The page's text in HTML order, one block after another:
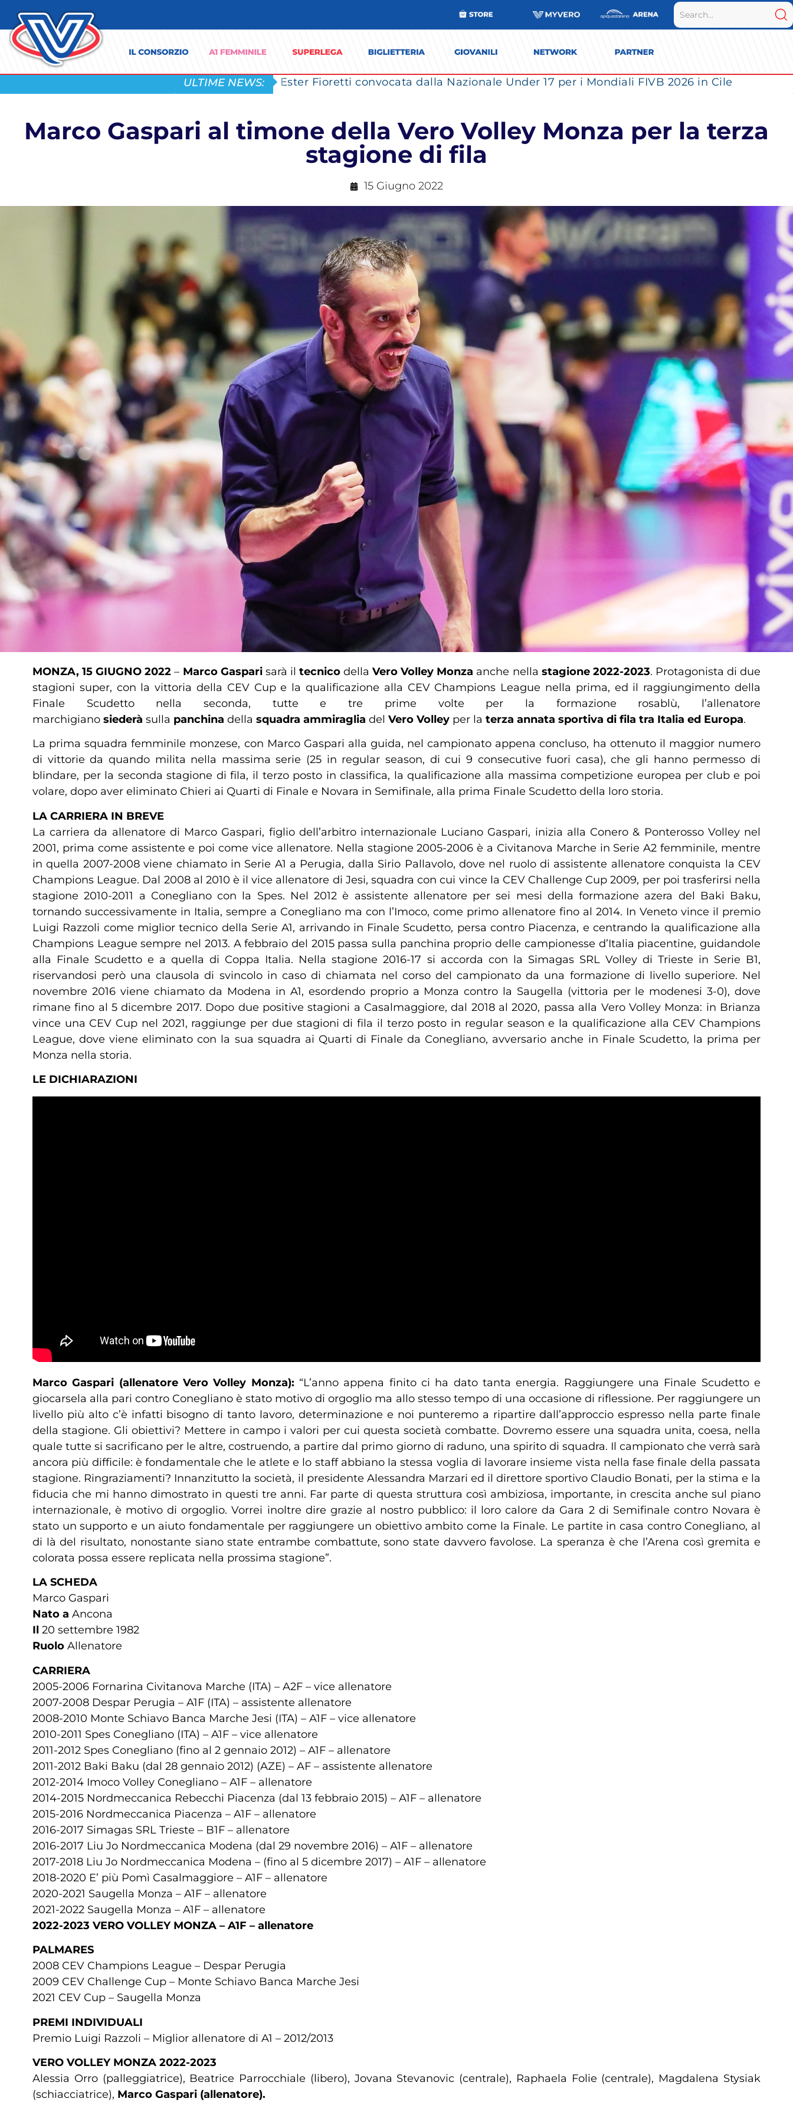
ULTIME NEWS: Ester Fioretti convocata dalla Nazionale Under 17 per i Mondiali FIVB 2026 in Cile
Marco Gaspari al timone della Vero Volley Monza per la terza
stagione di fila
15 Giugno 2022
MONZA, 15 GIUGNO 2022 – Marco Gaspari sarà il tecnicodellaVero Volley Monza anche nella stagione 2022-2023. Protagonista di due
stagioni super, con la vittoria della CEV Cup e la qualificazione alla CEV Champions League nella prima, ed il raggiungimento della
Finale Scudetto nella seconda, tutte e tre prime volte per la formazione rosablù, l’allenatore
marchigiano siederà sulla panchina della squadra ammiraglia del Vero Volley per la terza annata sportiva di fila tra Italia ed Europa.
La prima squadra femminile monzese, con Marco Gaspari alla guida, nel campionato appena concluso, ha ottenuto il maggior numero
di vittorie da quando milita nella massima serie (25 in regular season, di cui 9 consecutive fuori casa), che gli hanno permesso di
blindare, per la seconda stagione di fila, il terzo posto in classifica, la qualificazione alla massima competizione europea per club e poi
volare, dopo aver eliminato Chieri ai Quarti di Finale e Novara in Semifinale, alla prima Finale Scudetto della loro storia.
LA CARRIERA IN BREVE
La carriera da allenatore di Marco Gaspari, figlio dell’arbitro internazionale Luciano Gaspari, inizia alla Conero & Ponterosso Volley nel
2001, prima come assistente e poi come vice allenatore. Nella stagione 2005-2006 è a Civitanova Marche in Serie A2 femminile, mentre
in quella 2007-2008 viene chiamato in Serie A1 a Perugia, dalla Sirio Pallavolo, dove nel ruolo di assistente allenatore conquista la CEV
Champions League. Dal 2008 al 2010 è il vice allenatore di Jesi, squadra con cui vince la CEV Challenge Cup 2009, per poi trasferirsi nella
stagione 2010-2011 a Conegliano con la Spes. Nel 2012 è assistente allenatore per sei mesi della formazione azera del Baki Baku,
tornando successivamente in Italia, sempre a Conegliano ma con l’Imoco, come primo allenatore fino al 2014. In Veneto vince il premio
Luigi Razzoli come miglior tecnico della Serie A1, arrivando in Finale Scudetto, persa contro Piacenza, e centrando la qualificazione alla
Champions League sempre nel 2013. A febbraio del 2015 passa sulla panchina proprio delle campionesse d’Italia piacentine, guidandole
alla Finale Scudetto e a quella di Coppa Italia. Nella stagione 2016-17 si accorda con la Simagas SRL Volley di Trieste in Serie B1,
riservandosi però una clausola di svincolo in caso di chiamata nel corso del campionato da una formazione di livello superiore. Nel
novembre 2016 viene chiamato da Modena in A1, esordendo proprio a Monza contro la Saugella (vittoria per le modenesi 3-0), dove
rimane fino al 5 dicembre 2017. Dopo due positive stagioni a Casalmaggiore, dal 2018 al 2020, passa alla Vero Volley Monza: in Brianza
vince una CEV Cup nel 2021, raggiunge per due stagioni di fila il terzo posto in regular season e la qualificazione alla CEV Champions
League, dove viene eliminato con la sua squadra ai Quarti di Finale da Conegliano, avversario anche in Finale Scudetto, la prima per
Monza nella storia.
LE DICHIARAZIONI
Marco Gaspari (allenatore Vero Volley Monza): “L’anno appena finito ci ha dato tanta energia. Raggiungere una Finale Scudetto e
giocarsela alla pari contro Conegliano è stato motivo di orgoglio ma allo stesso tempo di una occasione di riflessione. Per raggiungere un
livello più alto c’è infatti bisogno di tanto lavoro, determinazione e noi punteremo a ripartire dall’approccio espresso nella parte finale
della stagione. Gli obiettivi? Mettere in campo i valori per cui questa società combatte. Dovremo essere una squadra unita, coesa, nella
quale tutte si sacrificano per le altre, costruendo, a partire dal primo giorno di raduno, una spirito di squadra. Il campionato che verrà sarà
ancora più difficile: è fondamentale che le atlete e lo staff abbiano la stessa voglia di lavorare insieme vista nella fase finale della passata
stagione. Ringraziamenti? Innanzitutto la società, il presidente Alessandra Marzari ed il direttore sportivo Claudio Bonati, per la stima e la
fiducia che mi hanno dimostrato in questi tre anni. Far parte di questa struttura così ambiziosa, importante, in crescita anche sul piano
internazionale, è motivo di orgoglio. Vorrei inoltre dire grazie al nostro pubblico: il loro calore da Gara 2 di Semifinale contro Novara è
stato un supporto e un aiuto fondamentale per raggiungere un obiettivo ambito come la Finale. Le partite in casa contro Conegliano, al
di là del risultato, nonostante siano state entrambe combattute, sono state davvero favolose. La speranza è che l’Arena così gremita e
colorata possa essere replicata nella prossima stagione”.
LA SCHEDA
Marco Gaspari
Nato a Ancona
Il 20 settembre 1982
Ruolo Allenatore
CARRIERA
2005-2006 Fornarina Civitanova Marche (ITA) – A2F – vice allenatore
2007-2008 Despar Perugia – A1F (ITA) – assistente allenatore
2008-2010 Monte Schiavo Banca Marche Jesi (ITA) – A1F – vice allenatore
2010-2011 Spes Conegliano (ITA) – A1F – vice allenatore
2011-2012 Spes Conegliano (fino al 2 gennaio 2012) – A1F – allenatore
2011-2012 Baki Baku (dal 28 gennaio 2012) (AZE) – AF – assistente allenatore
2012-2014 Imoco Volley Conegliano – A1F – allenatore
2014-2015 Nordmeccanica Rebecchi Piacenza (dal 13 febbraio 2015) – A1F – allenatore
2015-2016 Nordmeccanica Piacenza – A1F – allenatore
2016-2017 Simagas SRL Trieste – B1F – allenatore
2016-2017 Liu Jo Nordmeccanica Modena (dal 29 novembre 2016) – A1F – allenatore
2017-2018 Liu Jo Nordmeccanica Modena – (fino al 5 dicembre 2017) – A1F – allenatore
2018-2020 E’ più Pomì Casalmaggiore – A1F – allenatore
2020-2021 Saugella Monza – A1F – allenatore
2021-2022 Saugella Monza – A1F – allenatore
2022-2023 VERO VOLLEY MONZA – A1F – allenatore
PALMARES
2008 CEV Champions League – Despar Perugia
2009 CEV Challenge Cup – Monte Schiavo Banca Marche Jesi
2021 CEV Cup – Saugella Monza
PREMI INDIVIDUALI
Premio Luigi Razzoli – Miglior allenatore di A1 – 2012/2013
VERO VOLLEY MONZA 2022-2023
Alessia Orro (palleggiatrice), Beatrice Parrocchiale (libero), Jovana Stevanovic (centrale), Raphaela Folie (centrale), Magdalena Stysiak
(schiacciatrice), Marco Gaspari (allenatore).